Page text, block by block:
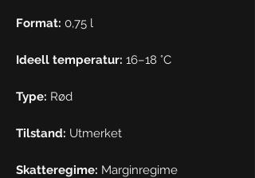
Format: 0,75 l
Ideell temperatur: 16–18 °C
Type: Rød
Tilstand: Utmerket
Skatteregime: Marginregime